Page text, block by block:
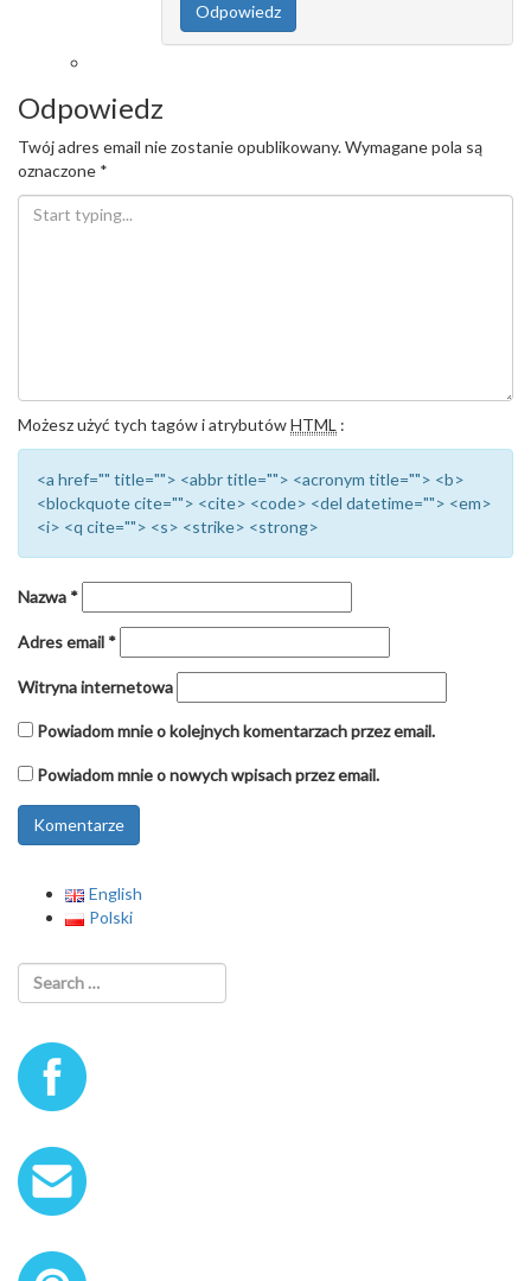
Odpowiedz
Odpowiedz
Twój adres email nie zostanie opublikowany.Wymagane pola są
oznaczone *
Możesz użyć tych tagów i atrybutówHTML :
<a href="" title=""> <abbr title=""> <acronym title=""> <b>
<blockquote cite=""> <cite> <code> <del datetime=""> <em>
<i> <q cite=""> <s> <strike> <strong>
Nazwa *
Adres email *
Witryna internetowa
Powiadom mnie o kolejnych komentarzach przez email.
Powiadom mnie o nowych wpisach przez email.
English
Polski